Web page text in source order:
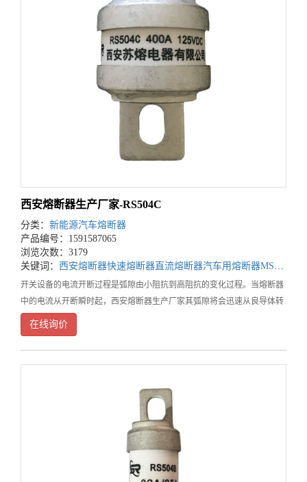
西安熔断器生产厂家-RS504C
分类： 新能源汽车熔断器
产品编号：1591587065
浏览次数：3179
关键词： 西安熔断器快速熔断器直流熔断器汽车用熔断器MSD用熔断器
开关设备的电流开断过程是弧隙由小阻抗到高阻抗的变化过程。当熔断器
中的电流从开断瞬时起，西安熔断器生产厂家其弧隙将会迅速从良导体转
变为绝缘体，并且能承受电力系统加在弧隙上的恢复电压，以阻止电流通
过弧隙。熔断器分断故障电流后，弧隙还是一个具有一
在线询价